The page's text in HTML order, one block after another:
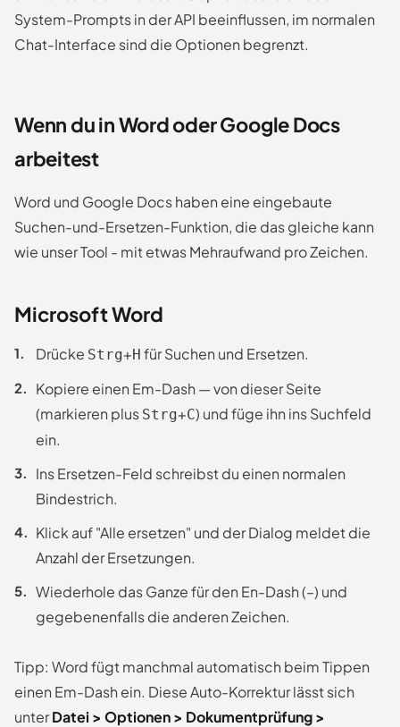
System-Prompts in der API beeinflussen, im normalen
Chat-Interface sind die Optionen begrenzt.
Wenn du in Word oder Google Docs
arbeitest
Word und Google Docs haben eine eingebaute
Suchen-und-Ersetzen-Funktion, die das gleiche kann
wie unser Tool - mit etwas Mehraufwand pro Zeichen.
Microsoft Word
Drücke Strg+H für Suchen und Ersetzen.
Kopiere einen Em-Dash — von dieser Seite
(markieren plus Strg+C) und füge ihn ins Suchfeld
ein.
Ins Ersetzen-Feld schreibst du einen normalen
Bindestrich.
Klick auf "Alle ersetzen" und der Dialog meldet die
Anzahl der Ersetzungen.
Wiederhole das Ganze für den En-Dash (–) und
gegebenenfalls die anderen Zeichen.
Tipp: Word fügt manchmal automatisch beim Tippen
einen Em-Dash ein. Diese Auto-Korrektur lässt sich
unterDatei > Optionen > Dokumentprüfung >